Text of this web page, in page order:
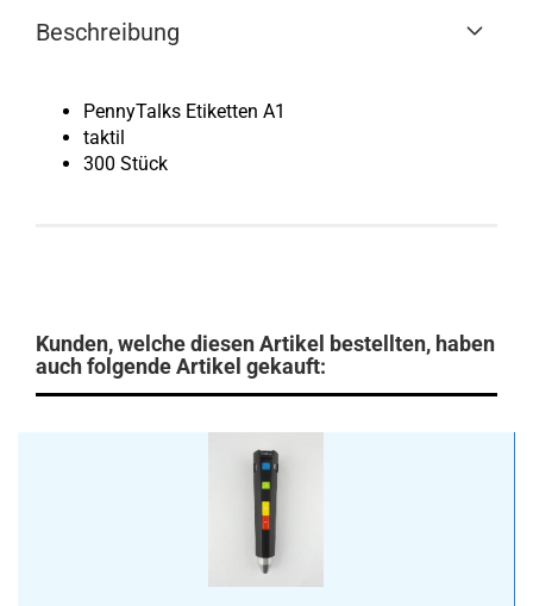
Beschreibung
PennyTalks Etiketten A1
taktil
300 Stück
Kunden, welche diesen Artikel bestellten, haben
auch folgende Artikel gekauft: